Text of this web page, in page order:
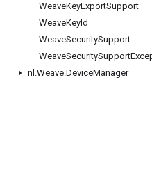
WeaveKeyExportSupport
WeaveKeyId
WeaveSecuritySupport
WeaveSecuritySupport
nl .Weave.DeviceManager